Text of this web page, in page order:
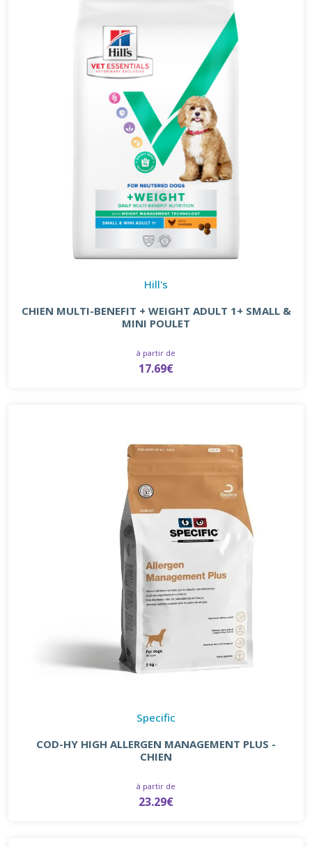
Hill's
CHIEN MULTI-BENEFIT + WEIGHT ADULT 1+ SMALL &
MINI POULET
à partir de
17.69€
Specific
COD-HY HIGH ALLERGEN MANAGEMENT PLUS -
CHIEN
à partir de
23.29€